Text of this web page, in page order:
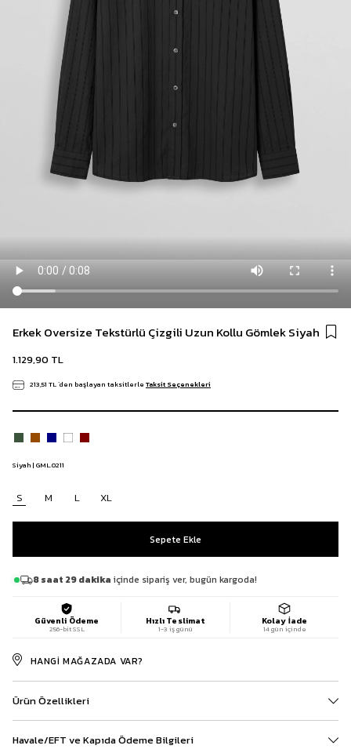
Erkek Oversize Tekstürlü Çizgili Uzun Kollu Gömlek Siyah
1.129,90 TL
213,51 TL`den başlayan taksitlerle Taksit Seçenekleri
Siyah | GML.0211
S M L XL
8 saat 29 dakika içinde sipariş ver, bugün kargoda!
Güvenli Ödeme
256-bit SSL
Hızlı Teslimat
1-3 iş günü
Kolay İade
14 gün içinde
HANGI MAĞAZADA VAR?
Ürün Özellikleri
Havale/EFT ve Kapıda Ödeme Bilgileri